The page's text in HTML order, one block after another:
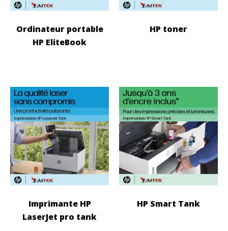
Ordinateur portable
HP EliteBook
HP toner
Imprimante HP
LaserJet pro tank
HP Smart Tank